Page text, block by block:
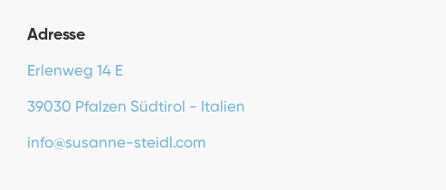
Adresse
Erlenweg 14 E
39030 Pfalzen Südtirol - Italien
info@susanne-steidl.com